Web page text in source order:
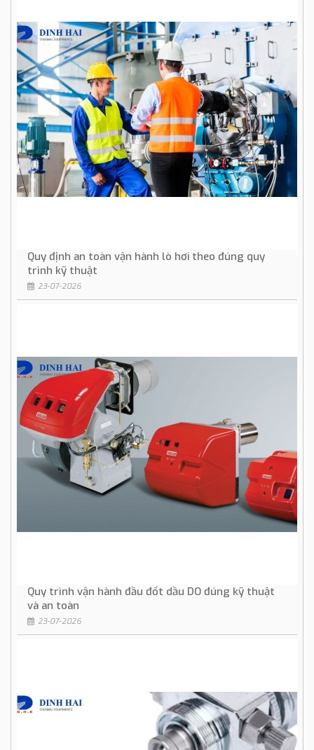
Quy định an toàn vận hành lò hơi theo đúng quy
trình kỹ thuật
23-07-2026
Quy trình vận hành đầu đốt dầu DO đúng kỹ thuật
và an toàn
23-07-2026